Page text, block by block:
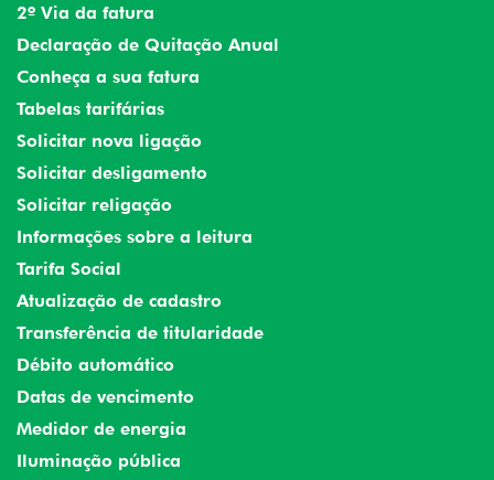
2º Via da fatura
Declaração de Quitação Anual
Conheça a sua fatura
Tabelas tarifárias
Solicitar nova ligação
Solicitar desligamento
Solicitar religação
Informações sobre a leitura
Tarifa Social
Atualização de cadastro
Transferência de titularidade
Débito automático
Datas de vencimento
Medidor de energia
Iluminação pública